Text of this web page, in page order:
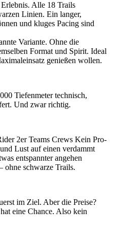
Alle 18 Trails
Linien. Ein langer,
und kluges Pacing sind
Variante. Ohne die
Format und Spirit. Ideal
genießen wollen.
Tiefenmeter technisch,
Und zwar richtig.
2er Teams Crews Kein Pro-
Lust auf einen verdammt
entspannter angehen
ohne schwarze Trails.
im Ziel. Aber die Preise?
eine Chance. Also kein